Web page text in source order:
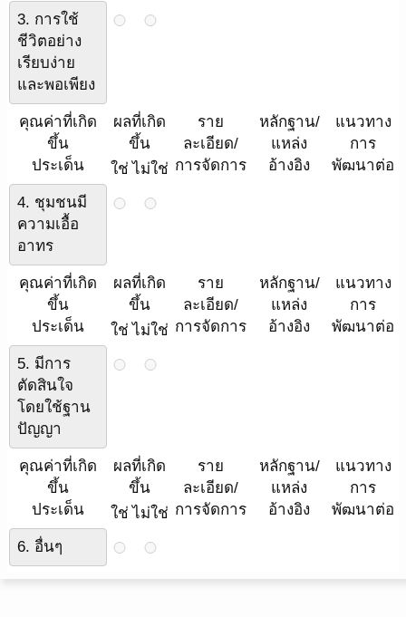
3. การใช้
ชีวิตอย่าง
เรียบง่าย
และพอเพียง
คุณค่าที่เกิด
ขึ้น
ประเด็น
ผลที่เกิด
ขึ้น
ราย
ละเอียด/
การจัดการ
หลักฐาน/
แหล่ง
อ้างอิง
แนวทาง
การ
พัฒนาต่อ
ใช่ ไม่ใช่
4. ชุมชนมี
ความเอื้อ
อาทร
คุณค่าที่เกิด
ขึ้น
ประเด็น
ผลที่เกิด
ขึ้น
ราย
ละเอียด/
การจัดการ
หลักฐาน/
แหล่ง
อ้างอิง
แนวทาง
การ
พัฒนาต่อ
ใช่ ไม่ใช่
5. มีการ
ตัดสินใจ
โดยใช้ฐาน
ปัญญา
คุณค่าที่เกิด
ขึ้น
ประเด็น
ผลที่เกิด
ขึ้น
ราย
ละเอียด/
การจัดการ
หลักฐาน/
แหล่ง
อ้างอิง
แนวทาง
การ
พัฒนาต่อ
ใช่ ไม่ใช่
6. อื่นๆ